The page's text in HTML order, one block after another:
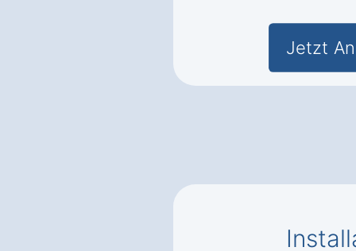
Jetzt